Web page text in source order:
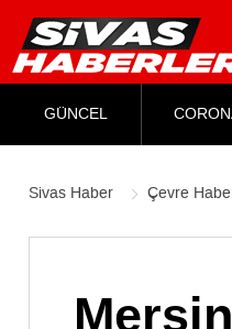
GÜNCEL
Sivas Haber Çevre